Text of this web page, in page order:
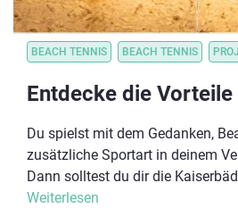
BEACH TENNIS BEACH TENNIS
Du spielst mit dem Gedanken,
zusätzliche Sportart in deinem
Dann solltest du dir die
2025 auf Usedom nicht entgehen
Weiterlesen